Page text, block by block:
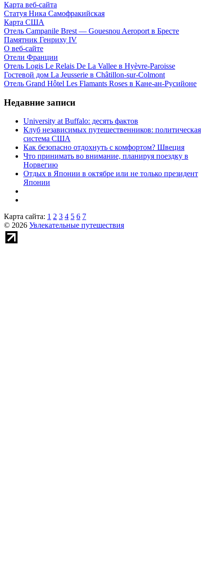
Карта веб-сайта
Статуя Ника Самофракийская
Карта США
Отель Campanile Brest — Gouesnou Aeroport в Бресте
Памятник Генриху IV
О веб-сайте
Отели Франции
Отель Logis Le Relais De La Vallee в Hyèvre-Paroisse
Гостевой дом La Jeusserie в Châtillon-sur-Colmont
Отель Grand Hôtel Les Flamants Roses в Кане-ан-Русийоне
Недавние записи
University at Buffalo: десять фактов
Клуб независимых путешественников: политическая
система США
Как безопасно отдохнуть с комфортом? Швеция
Что принимать во внимание, планируя поездку в
Норвегию
Отдых в Японии в октябре или не только президент
Японии
Карта сайта: 1 2 3 4 5 6 7
© 2026 Увлекательные путешествия